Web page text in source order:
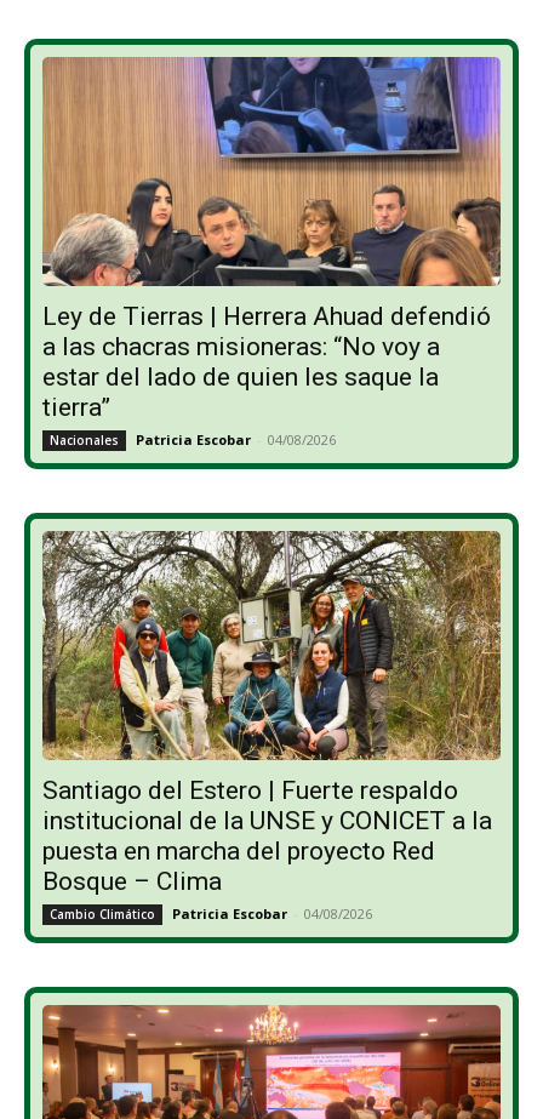
Ley de Tierras | Herrera Ahuad defendió
a las chacras misioneras: “No voy a
estar del lado de quien les saque la
tierra”
Nacionales Patricia Escobar - 04/08/2026
Santiago del Estero | Fuerte respaldo
institucional de la UNSE y CONICET a la
puesta en marcha del proyecto Red
Bosque – Clima
Cambio Climático Patricia Escobar - 04/08/2026